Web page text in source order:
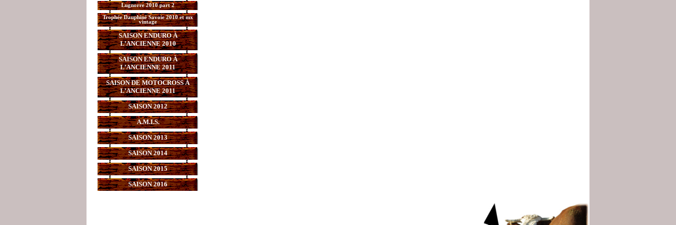
Lugnorre 2010 part 2
Trophée Dauphiné Savoie 2010 et mx
vintage
SAISON ENDURO À
L’ANCIENNE 2010
SAISON ENDURO À
L’ANCIENNE 2011
SAISON DE MOTOCROSS À
L’ANCIENNE 2011
SAISON 2012
A.M.I.S.
SAISON 2013
SAISON 2014
SAISON 2015
SAISON 2016